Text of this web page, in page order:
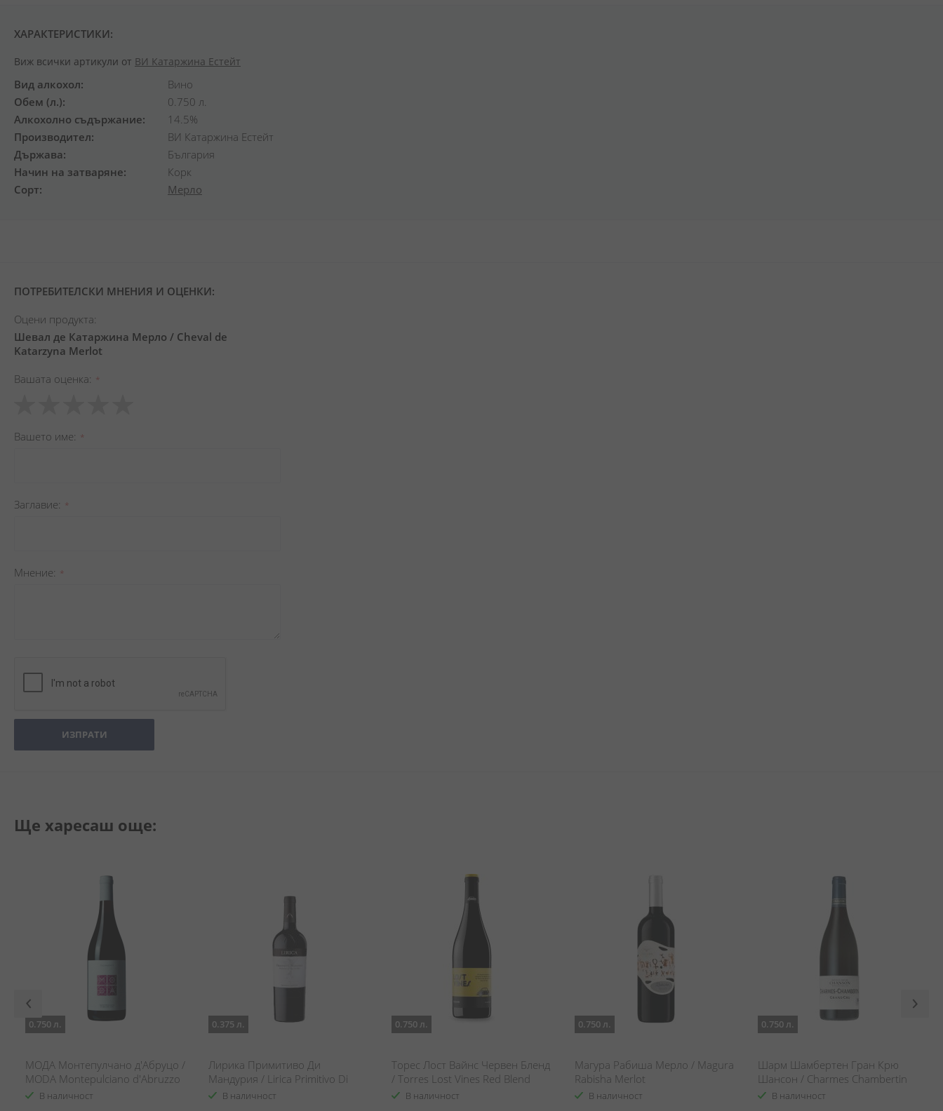
ХАРАКТЕРИСТИКИ:
Виж всички артикули от ВИ Катаржина Естейт
Вид алкохол
Вино
Обем (л.)
0.750 л.
Алкохолно съдържание
14.5%
Производител
ВИ Катаржина Естейт
Държава
България
Начин на затваряне
Корк
Сорт
Мерло
ПОТРЕБИТЕЛСКИ МНЕНИЯ И ОЦЕНКИ:
Оцени продукта:
Шевал де Катаржина Мерло / Cheval de
Katarzyna Merlot
Вашата оценка
star
stars
stars
stars
stars
Вашето име
Заглавиe
Мнение
ИЗПРАТИ
Ще харесаш още:
0.750 л.
МОДА Монтепулчано д'Абруцо /
MODA Montepulciano d'Abruzzo
В наличност
0.375 л.
Лирика Примитиво Ди
Мандурия / Lirica Primitivo Di
Manduria
В наличност
0.750 л.
Торес Лост Вайнс Червен Бленд
/ Torres Lost Vines Red Blend
В наличност
0.750 л.
Магура Рабиша Мерло / Magura
Rabisha Merlot
В наличност
0.750 л.
Шарм Шамбертен Гран Крю
Шансон / Charmes Chambertin
Grand Cru Chanson
В наличност